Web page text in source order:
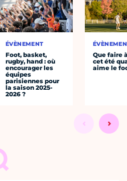
ÉVÈNEMENT
Foot, basket,
rugby, hand : où
encourager les
équipes
parisiennes pour
la saison 2025-
2026 ?
Que faire
cet été
aime le